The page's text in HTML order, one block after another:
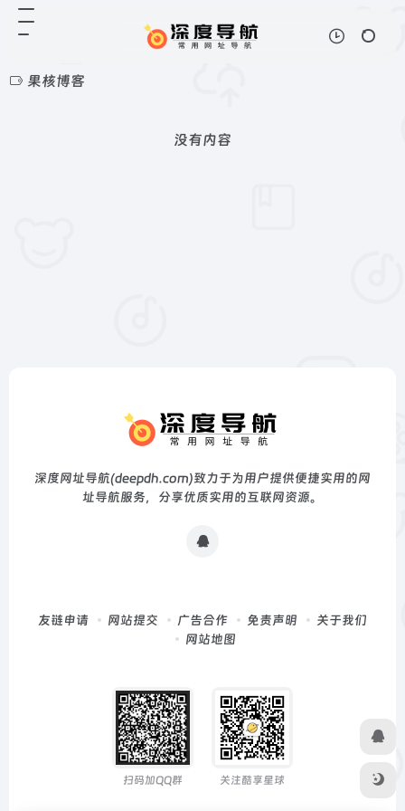
果核博客
没有内容
深度网址导航(deepdh.com)致力于为用户提供便捷实用的网
址导航服务，分享优质实用的互联网资源。
友链申请 网站提交 广告合作 免责声明
关于我们
网站地图
扫码加QQ群 关注酷享星球